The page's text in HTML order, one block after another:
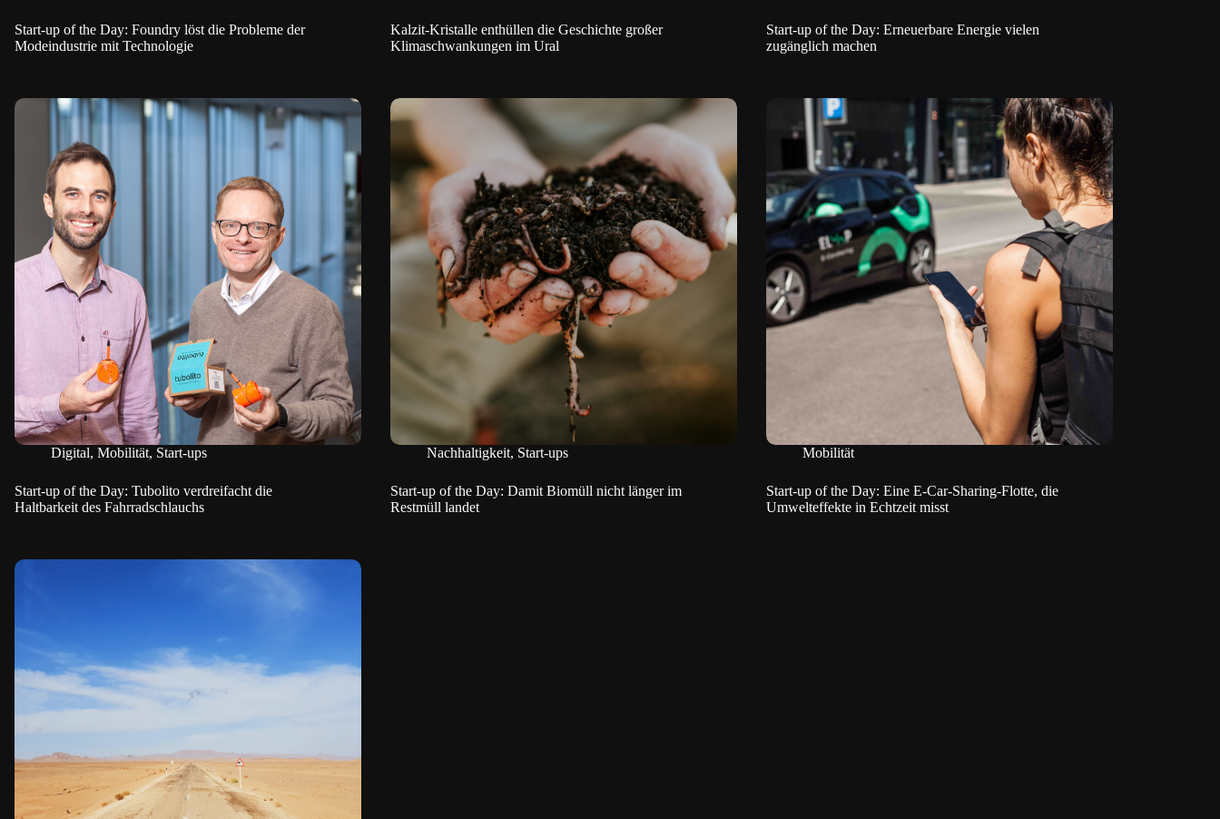
Start-up of the Day: Foundry löst die Probleme der
Modeindustrie mit Technologie
Kalzit-Kristalle enthüllen die Geschichte großer
Klimaschwankungen im Ural
Start-up of the Day: Erneuerbare Energie vielen
zugänglich machen
Digital, Mobilität, Start-ups
Start-up of the Day: Tubolito verdreifacht die
Haltbarkeit des Fahrradschlauchs
Nachhaltigkeit, Start-ups
Start-up of the Day: Damit Biomüll nicht länger im
Restmüll landet
Mobilität
Start-up of the Day: Eine E-Car-Sharing-Flotte, die
Umwelteffekte in Echtzeit misst